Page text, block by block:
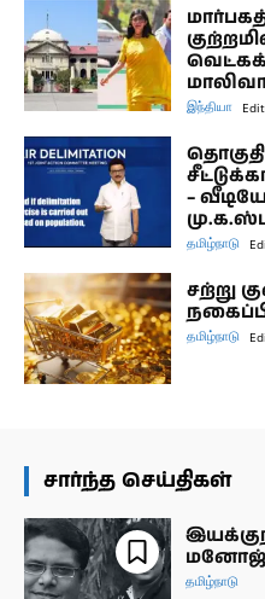
இந்தியா
–
தமிழ்நாடு
சற்று
தமிழ்நாடு
சார்ந்த செய்திகள்
மனோஜ்
தமிழ்நாடு